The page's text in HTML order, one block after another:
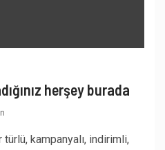
herşey burada
kampanyalı, indirimli,